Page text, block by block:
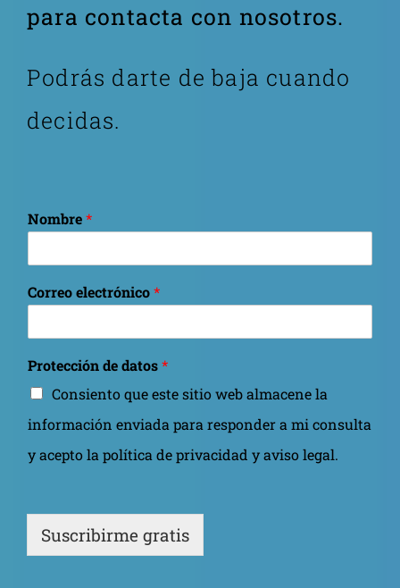
para contacta con nosotros.
Podrás darte de baja cuando
decidas.
Nombre*
Correo electrónico*
Protección de datos*
Consiento que este sitio web almacene la
información enviada para responder a mi consulta
y acepto la política de privacidad y aviso legal.
Suscribirme gratis